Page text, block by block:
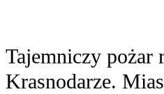
Tajemniczy pożar
Krasnodarze.